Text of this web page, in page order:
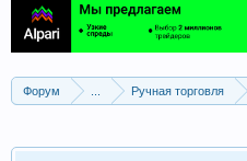
Форум Ручная торговля